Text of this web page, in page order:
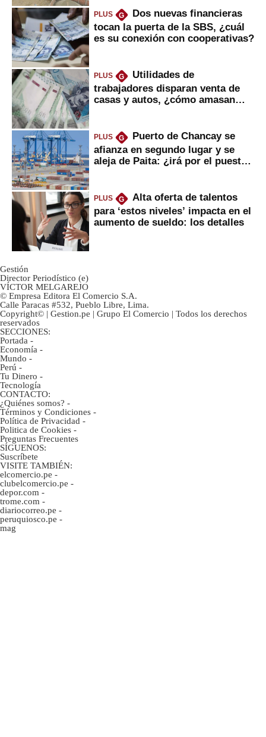
PLUS G
Dos nuevas financieras
tocan la puerta de la SBS, ¿cuál
es su conexión con cooperativas?
PLUS G
Utilidades de
trabajadores disparan venta de
casas y autos, ¿cómo amasan
PLUS G
Puerto de Chancay se
afianza en segundo lugar y se
aleja de Paita: ¿irá por el puesto
PLUS G
Alta oferta de talentos
para ‘estos niveles’ impacta en el
aumento de sueldo: los detalles
Gestión
Director Periodístico (e)
VÍCTOR MELGAREJO
© Empresa Editora El Comercio S.A.
Calle Paracas #532, Pueblo Libre, Lima.
Copyright© | Gestion.pe | Grupo El Comercio | Todos los derechos
reservados
SECCIONES:
Portada -
Economía -
Mundo -
Perú -
Tu Dinero -
Tecnología
CONTACTO:
¿Quiénes somos? -
Términos y Condiciones -
Política de Privacidad -
Politica de Cookies -
Preguntas Frecuentes
SÍGUENOS:
Suscríbete
VISITE TAMBIÉN:
elcomercio.pe -
clubelcomercio.pe -
depor.com -
trome.com -
diariocorreo.pe -
peruquiosco.pe -
mag